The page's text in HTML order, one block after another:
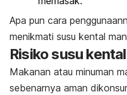
Apa pun cara
menikmati susu kental
Risiko susu
Makanan atau minuman
sebenarnya aman